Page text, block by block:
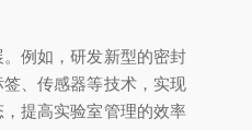
例如，研发新型的密封
、传感器等技术，实现
提高实验室管理的效率